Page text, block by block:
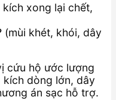
kích xong lại chết,
(mùi khét, khói, dây
cứu hộ ước lượng
dòng lớn, dây
án sạc hỗ trợ.